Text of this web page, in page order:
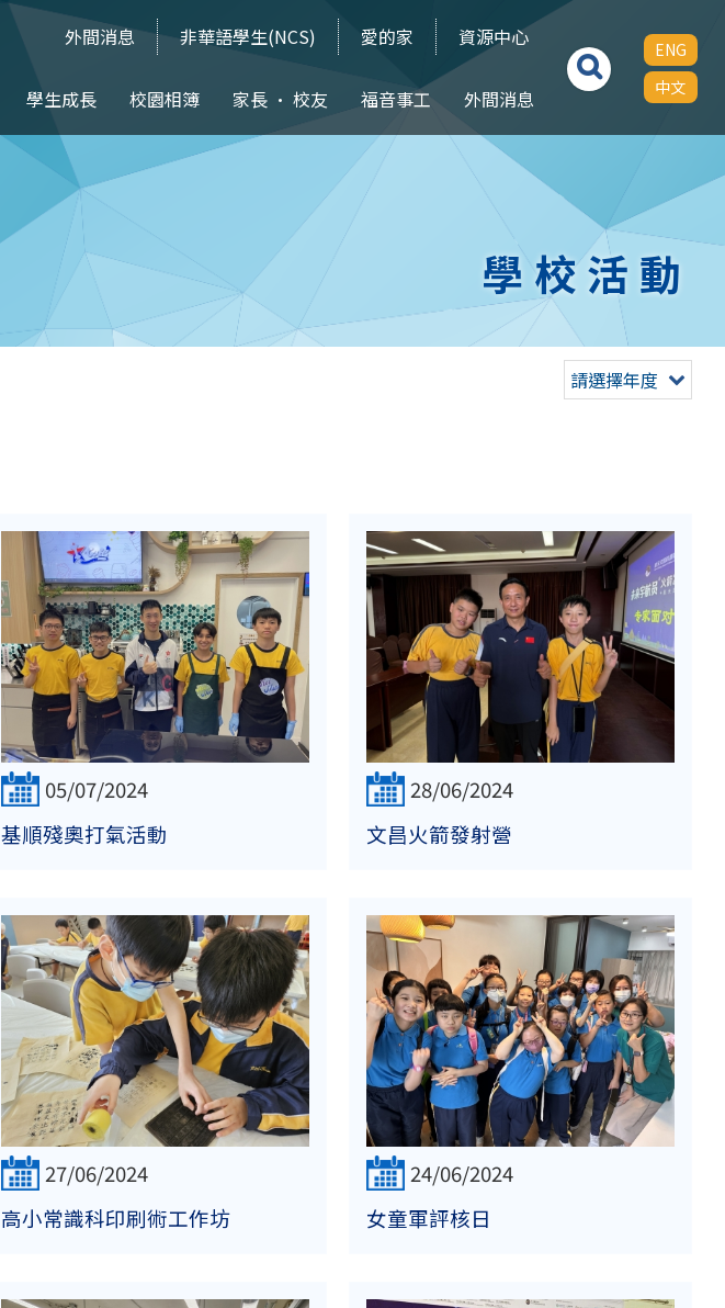
ENG
中文
資源中心
愛的家
非華語學生(NCS)
外間消息
學生成長 校園相簿 家長 • 校友 福音事工 外間消息
學校活動
請選擇年度
05/07/2024
基順殘奧打氣活動
28/06/2024
文昌火箭發射營
27/06/2024
高小常識科印刷術工作坊
24/06/2024
女童軍評核日